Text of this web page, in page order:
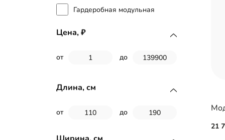
Гардеробная модульная
Цена,
от до
Длина, см
от до
21